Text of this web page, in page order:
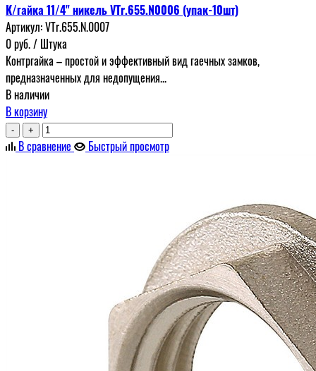
К/гайка 11/4" никель VTr.655.N0006 (упак-10шт)
Артикул:VTr.655.N.0007
0руб./ Штука
Контргайка – простой и эффективный вид гаечных замков,
предназначенных для недопущения...
В наличии
В корзину
- +
В сравнение Быстрый просмотр